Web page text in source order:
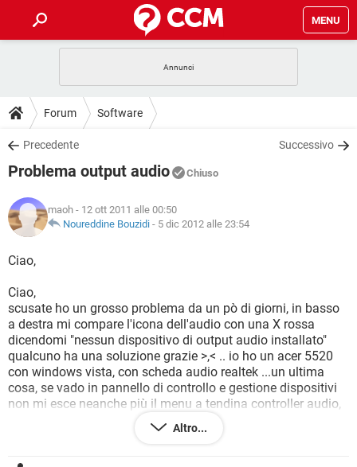
MENU
INTRATTENIMENTO
iOS
INSTAGRAM WHATSAPP
TIKTOK
HARDWARE
GUIDE
COVID-19
INSTAGRAM
TIKTOK
HARDWARE
DOWNLOAD
COVID-19 GAMING
INTRATTENIMENTO
iOS WINDOWS 10
INSTAGRAM
HARDWARE
COVID-19
INTRATTENIMENTO
iOS
INSTAGRAM
TIKTOK FACEBOOK
HARDWARE
GLOSSARIO
COVID-19
iOS WINDOWS 10
INSTAGRAM WHATSAPP
TIKTOK FACEBOOK
HARDWARE
Forum Software
Precedente Successivo
Problema output audio Chiuso
maoh - 12 ott 2011 alle 00:50
Noureddine Bouzidi - 5 dic 2012 alle 23:54
Ciao,
Ciao,
scusate ho un grosso problema da un pò di giorni, in basso
a destra mi compare l'icona dell'audio con una X rossa
dicendomi "nessun dispositivo di output audio installato"
qualcuno ha una soluzione grazie >,< .. io ho un acer 5520
con windows vista, con scheda audio realtek ...un ultima
cosa, se vado in pannello di controllo e gestione dispositivi
non mi esce neanche più il menu a tendina controller audio,
video e giochi quindi non riesco a fare niente >.< vi prego
qualcuno mi aiuti !!! grazie in anticipo
Altro...